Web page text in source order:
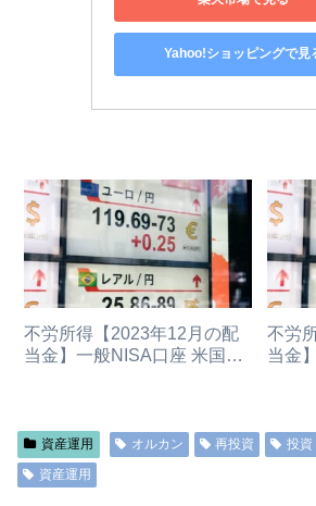
Yahoo!ショッピングで見
不労所得【2023年12月の配
当金】一般NISA口座 米国
不労
当金
保有
資産運用 オルカン 再投資 投資
資産運用